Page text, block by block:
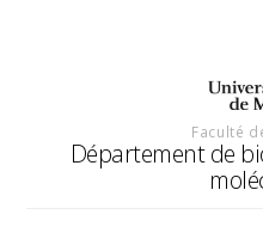
Faculté
Département de